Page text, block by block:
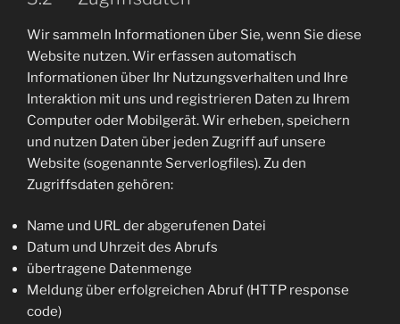
Wir sammeln Informationen über Sie, wenn Sie diese
Website nutzen. Wir erfassen automatisch
Informationen über Ihr Nutzungsverhalten und Ihre
Interaktion mit uns und registrieren Daten zu Ihrem
Computer oder Mobilgerät. Wir erheben, speichern
und nutzen Daten über jeden Zugriff auf unsere
Website (sogenannte Serverlogfiles). Zu den
Zugriffsdaten gehören:
Name und URL der abgerufenen Datei
Datum und Uhrzeit des Abrufs
übertragene Datenmenge
Meldung über erfolgreichen Abruf (HTTP response
code)